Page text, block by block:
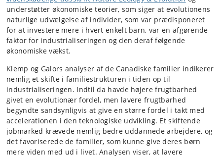
understøtter økonomiske teorier, som siger at evolutionens
naturlige udvælgelse af individer, som var prædisponeret
for at investere mere i hvert enkelt barn, var en afgørende
faktor for industrialiseringen og den deraf følgende
økonomiske vækst.
Klemp og Galors analyser af de Canadiske familier indikerer
nemlig et skifte i familiestrukturen i tiden op til
industrialiseringen. Indtil da havde højere frugtbarhed
givet en evolutionær fordel, men lavere frugtbarhed
begyndte sandsynligvis at give en større fordel i takt med
accelerationen i den teknologiske udvikling. Et skiftende
jobmarked krævede nemlig bedre uddannede arbejdere, og
det favoriserede de familier, som kunne give deres børn
mere viden med ud i livet. Analysen viser, at lavere